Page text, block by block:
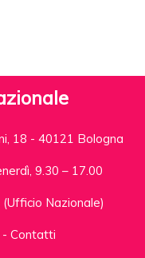
18 - 40121 Bologna
9.30 – 17.00
Nazionale)
- Contatti